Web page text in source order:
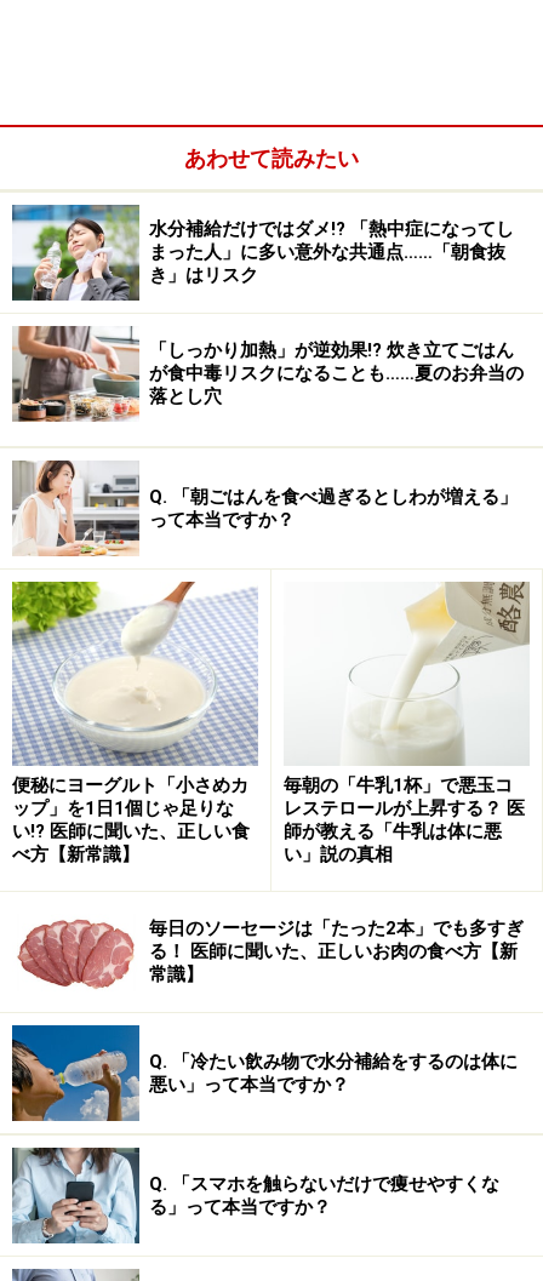
鳥刺しが郷土料理である地域で食中毒事故
が少ない理由
鳥刺しは、鹿児島県や宮崎県では郷土料理として根付い
ています。では、食中毒事故もその分、多いのでしょう
か？ 意外なことに、これらの地域では、鳥刺しによる食
中毒事故の報告がほとんどありません。
その理由として、これらの地域では独自の厳しい鶏肉の
生食加工基準が設けられていることが挙げられます。基
準に沿って調理された場合に限り、鳥刺しとしての提供
が許可されているのです。
また、スーパーなどで提供される場合は、パッケージに
記載すべき表示基準目標が定められています。
鹿児島県の基準では、以下の項目を表示するよう指定さ
れています。
生食用である旨
あわせて読みたい
水分補給だけではダメ!? 「熱中症になってし
まった人」に多い意外な共通点……「朝食抜
き」はリスク
「しっかり加熱」が逆効果!? 炊き立てごはん
が食中毒リスクになることも……夏のお弁当の
落とし穴
Q. 「朝ごはんを食べ過ぎるとしわが増える」
って本当ですか？
便秘にヨーグルト「小さめカ
ップ」を1日1個じゃ足りな
い!? 医師に聞いた、正しい食
べ方【新常識】
毎朝の「牛乳1杯」で悪玉コ
レステロールが上昇する？ 医
師が教える「牛乳は体に悪
い」説の真相
毎日のソーセージは「たった2本」でも多すぎ
る！ 医師に聞いた、正しいお肉の食べ方【新
常識】
Q. 「冷たい飲み物で水分補給をするのは体に
悪い」って本当ですか？
Q. 「スマホを触らないだけで痩せやすくな
る」って本当ですか？